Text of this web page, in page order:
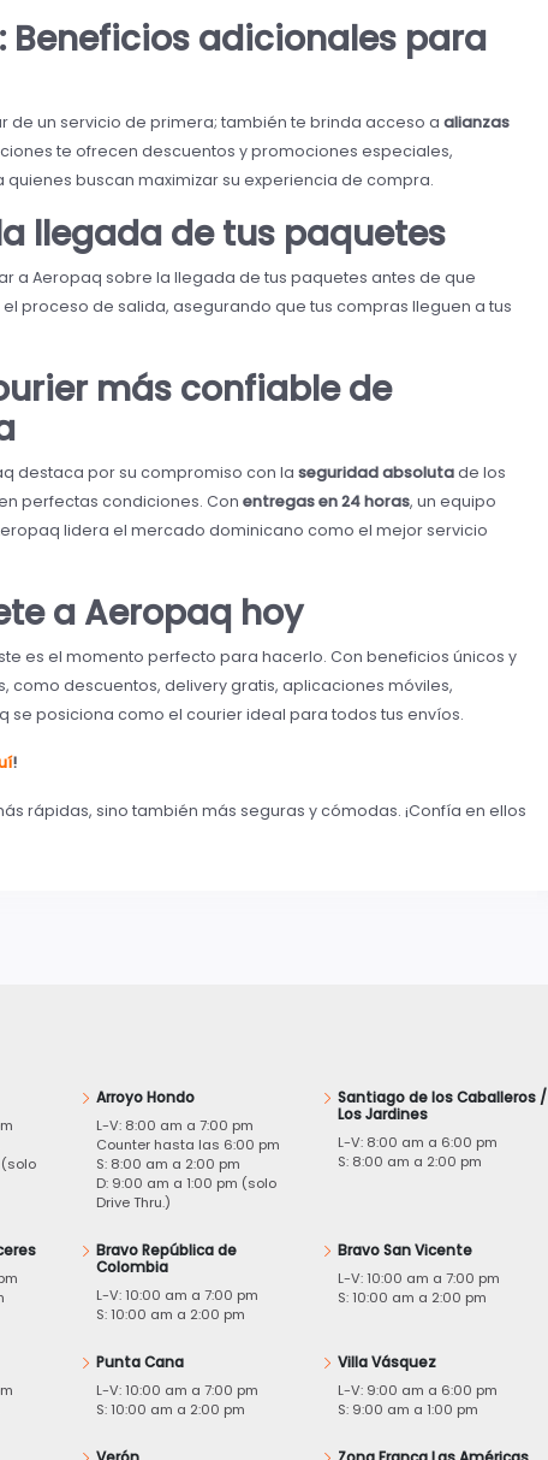
adicionales para
de un servicio de primera; también te brinda acceso a alianzas
te ofrecen descuentos y promociones especiales,
buscan maximizar su experiencia de compra.
llegada de tus paquetes
a Aeropaq sobre la llegada de tus paquetes antes de que
proceso de salida, asegurando que tus compras lleguen a tus
más confiable de
destaca por su compromiso con la seguridad absolutade los
perfectas condiciones. Con entregas en 24 horas, un equipo
lidera el mercado dominicano como el mejor servicio
a Aeropaq hoy
es el momento perfecto para hacerlo. Con beneficios únicos y
como descuentos, delivery gratis, aplicaciones móviles,
se posiciona como el courier ideal para todos tus envíos.
!
rápidas, sino también más seguras y cómodas. ¡Confía en ellos
(solo
Arroyo Hondo
L-V: 8:00 am a 7:00 pm
Counter hasta las 6:00 pm
S: 8:00 am a 2:00 pm
D: 9:00 am a 1:00 pm (solo
Drive Thru.)
Santiago de los Caballeros /
Los Jardines
L-V: 8:00 am a 6:00 pm
S: 8:00 am a 2:00 pm
Bravo República de
Colombia
L-V: 10:00 am a 7:00 pm
S: 10:00 am a 2:00 pm
Bravo San Vicente
L-V: 10:00 am a 7:00 pm
S: 10:00 am a 2:00 pm
Punta Cana
L-V: 10:00 am a 7:00 pm
S: 10:00 am a 2:00 pm
Villa Vásquez
L-V: 9:00 am a 6:00 pm
S: 9:00 am a 1:00 pm